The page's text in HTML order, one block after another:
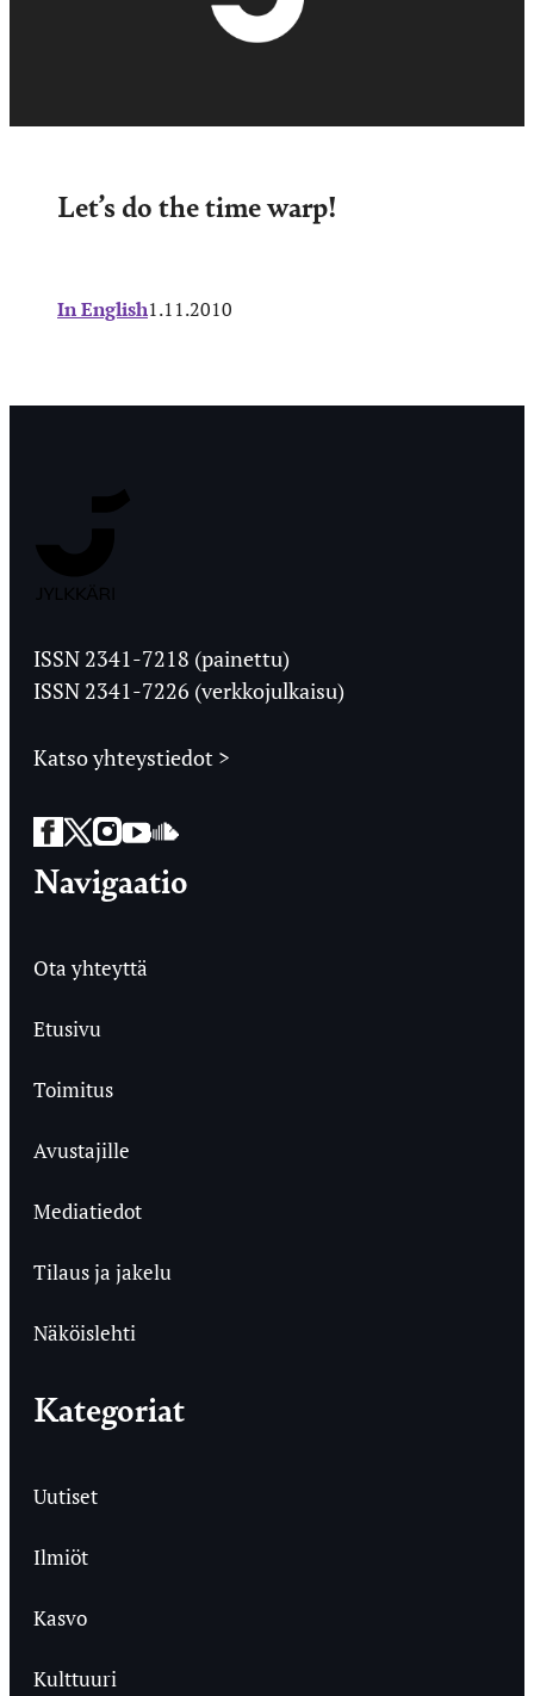
Let’s do the time warp!
In English1.11.2010
Ylioppilaslehti
ISSN 2341-7218 (painettu)
ISSN 2341-7226 (verkkojulkaisu)
Katso yhteystiedot >
Facebook
Twitter
Instagram
YouTube
SoundCloud
Navigaatio
Ota yhteyttä
Etusivu
Toimitus
Avustajille
Mediatiedot
Tilaus ja jakelu
Näköislehti
Kategoriat
Uutiset
Ilmiöt
Kasvo
Kulttuuri